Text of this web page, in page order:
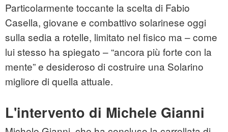
Particolarmente toccante la scelta di Fabio
Casella, giovane e combattivo solarinese oggi
sulla sedia a rotelle, limitato nel fisico ma – come
lui stesso ha spiegato – “ancora più forte con la
mente” e desideroso di costruire una Solarino
migliore di quella attuale.
L'intervento di Michele Gianni